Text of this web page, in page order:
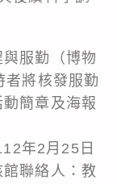
服勤（博物
者將核發服勤
簡章及海報
年2月25日
聯絡人：教